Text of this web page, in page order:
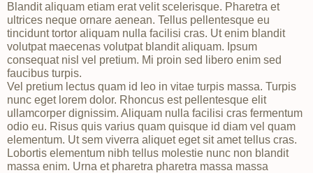
Blandit aliquam etiam erat velit scelerisque. Pharetra et
ultrices neque ornare aenean. Tellus pellentesque eu
tincidunt tortor aliquam nulla facilisi cras. Ut enim blandit
volutpat maecenas volutpat blandit aliquam. Ipsum
consequat nisl vel pretium. Mi proin sed libero enim sed
faucibus turpis.
Vel pretium lectus quam id leo in vitae turpis massa. Turpis
nunc eget lorem dolor. Rhoncus est pellentesque elit
ullamcorper dignissim. Aliquam nulla facilisi cras fermentum
odio eu. Risus quis varius quam quisque id diam vel quam
elementum. Ut sem viverra aliquet eget sit amet tellus cras.
Lobortis elementum nibh tellus molestie nunc non blandit
massa enim. Urna et pharetra pharetra massa massa